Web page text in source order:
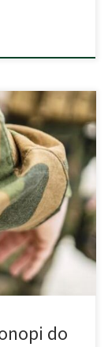
się
naszych
W
konopi. Już
do